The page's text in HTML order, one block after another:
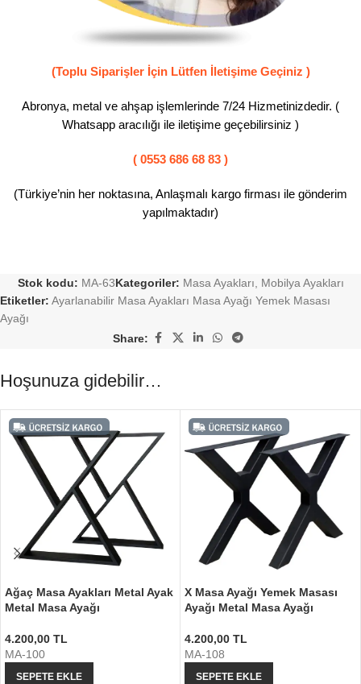
(Toplu Siparişler İçin Lütfen İletişime Geçiniz )
Abronya, metal ve ahşap işlemlerinde 7/24 Hizmetinizdedir. (
Whatsapp aracılığı ile iletişime geçebilirsiniz )
( 0553 686 68 83 )
(Türkiye’nin her noktasına, Anlaşmalı kargo firması ile gönderim
yapılmaktadır)
Stok kodu: MA-63Kategoriler: Masa Ayakları, Mobilya Ayakları
Etiketler: Ayarlanabilir Masa Ayakları Masa Ayağı Yemek Masası
Ayağı
Share:
Hoşunuza gidebilir…
Ağaç Masa Ayakları Metal Ayak
Metal Masa Ayağı
4.200,00 TL
MA-100
SEPETE EKLE
X Masa Ayağı Yemek Masası
Ayağı Metal Masa Ayağı
4.200,00 TL
MA-108
SEPETE EKLE